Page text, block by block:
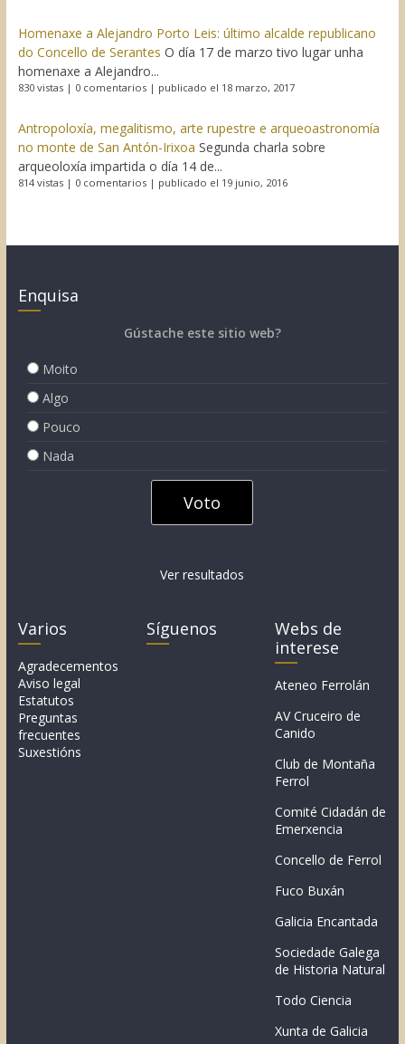
Homenaxe a Alejandro Porto Leis: último alcalde republicano
do Concello de Serantes O día 17 de marzo tivo lugar unha
homenaxe a Alejandro...
830 vistas| 0 comentarios| publicado el 18 marzo, 2017
Antropoloxía, megalitismo, arte rupestre e arqueoastronomía
no monte de San Antón-Irixoa Segunda charla sobre
arqueoloxía impartida o día 14 de...
814 vistas| 0 comentarios| publicado el 19 junio, 2016
Enquisa
Gústache este sitio web?
Moito
Algo
Pouco
Nada
Ver resultados
Varios
Agradecementos
Aviso legal
Estatutos
Preguntas
frecuentes
Suxestións
Síguenos
Webs de
interese
Ateneo Ferrolán
AV Cruceiro de
Canido
Club de Montaña
Ferrol
Comité Cidadán de
Emerxencia
Concello de Ferrol
Fuco Buxán
Galicia Encantada
Sociedade Galega
de Historia Natural
Todo Ciencia
Xunta de Galicia